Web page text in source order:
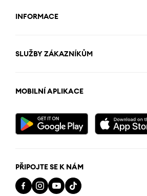
INFORMACE
SLUŽBY ZÁKAZNÍKŮM
MOBILNÍ APLIKACE
PŘIPOJTE SE K NÁM